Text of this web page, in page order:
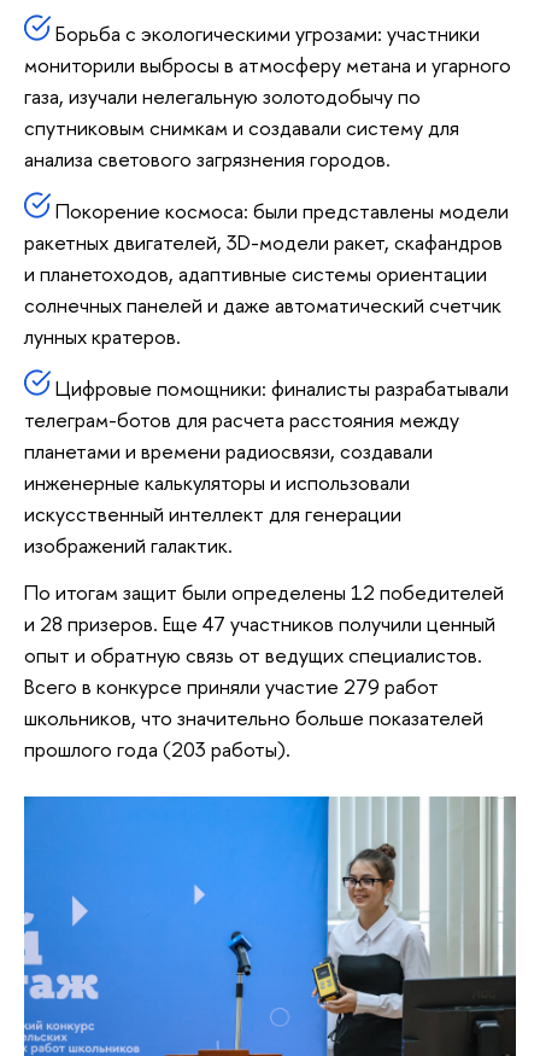
Борьба с экологическими угрозами: участники
мониторили выбросы в атмосферу метана и угарного
газа, изучали нелегальную золотодобычу по
спутниковым снимкам и создавали систему для
анализа светового загрязнения городов.
Покорение космоса: были представлены модели
ракетных двигателей, 3D-модели ракет, скафандров
и планетоходов, адаптивные системы ориентации
солнечных панелей и даже автоматический счетчик
лунных кратеров.
Цифровые помощники: финалисты разрабатывали
телеграм-ботов для расчета расстояния между
планетами и времени радиосвязи, создавали
инженерные калькуляторы и использовали
искусственный интеллект для генерации
изображений галактик.
По итогам защит были определены 12 победителей
и 28 призеров. Еще 47 участников получили ценный
опыт и обратную связь от ведущих специалистов.
Всего в конкурсе приняли участие 279 работ
школьников, что значительно больше показателей
прошлого года (203 работы).